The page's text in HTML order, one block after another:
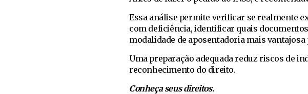
Essa análise permite verificar se realmente
com deficiência, identificar quais
modalidade de aposentadoria mais
Uma preparação adequada reduz riscos de
reconhecimento do direito.
Conheça seus direitos.